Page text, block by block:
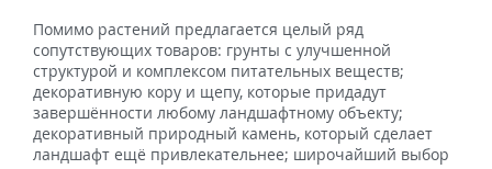
Помимо растений предлагается целый ряд
сопутствующих товаров: грунты с улучшенной
структурой и комплексом питательных веществ;
декоративную кору и щепу, которые придадут
завершённости любому ландшафтному объекту;
декоративный природный камень, который сделает
ландшафт ещё привлекательнее; широчайший выбор